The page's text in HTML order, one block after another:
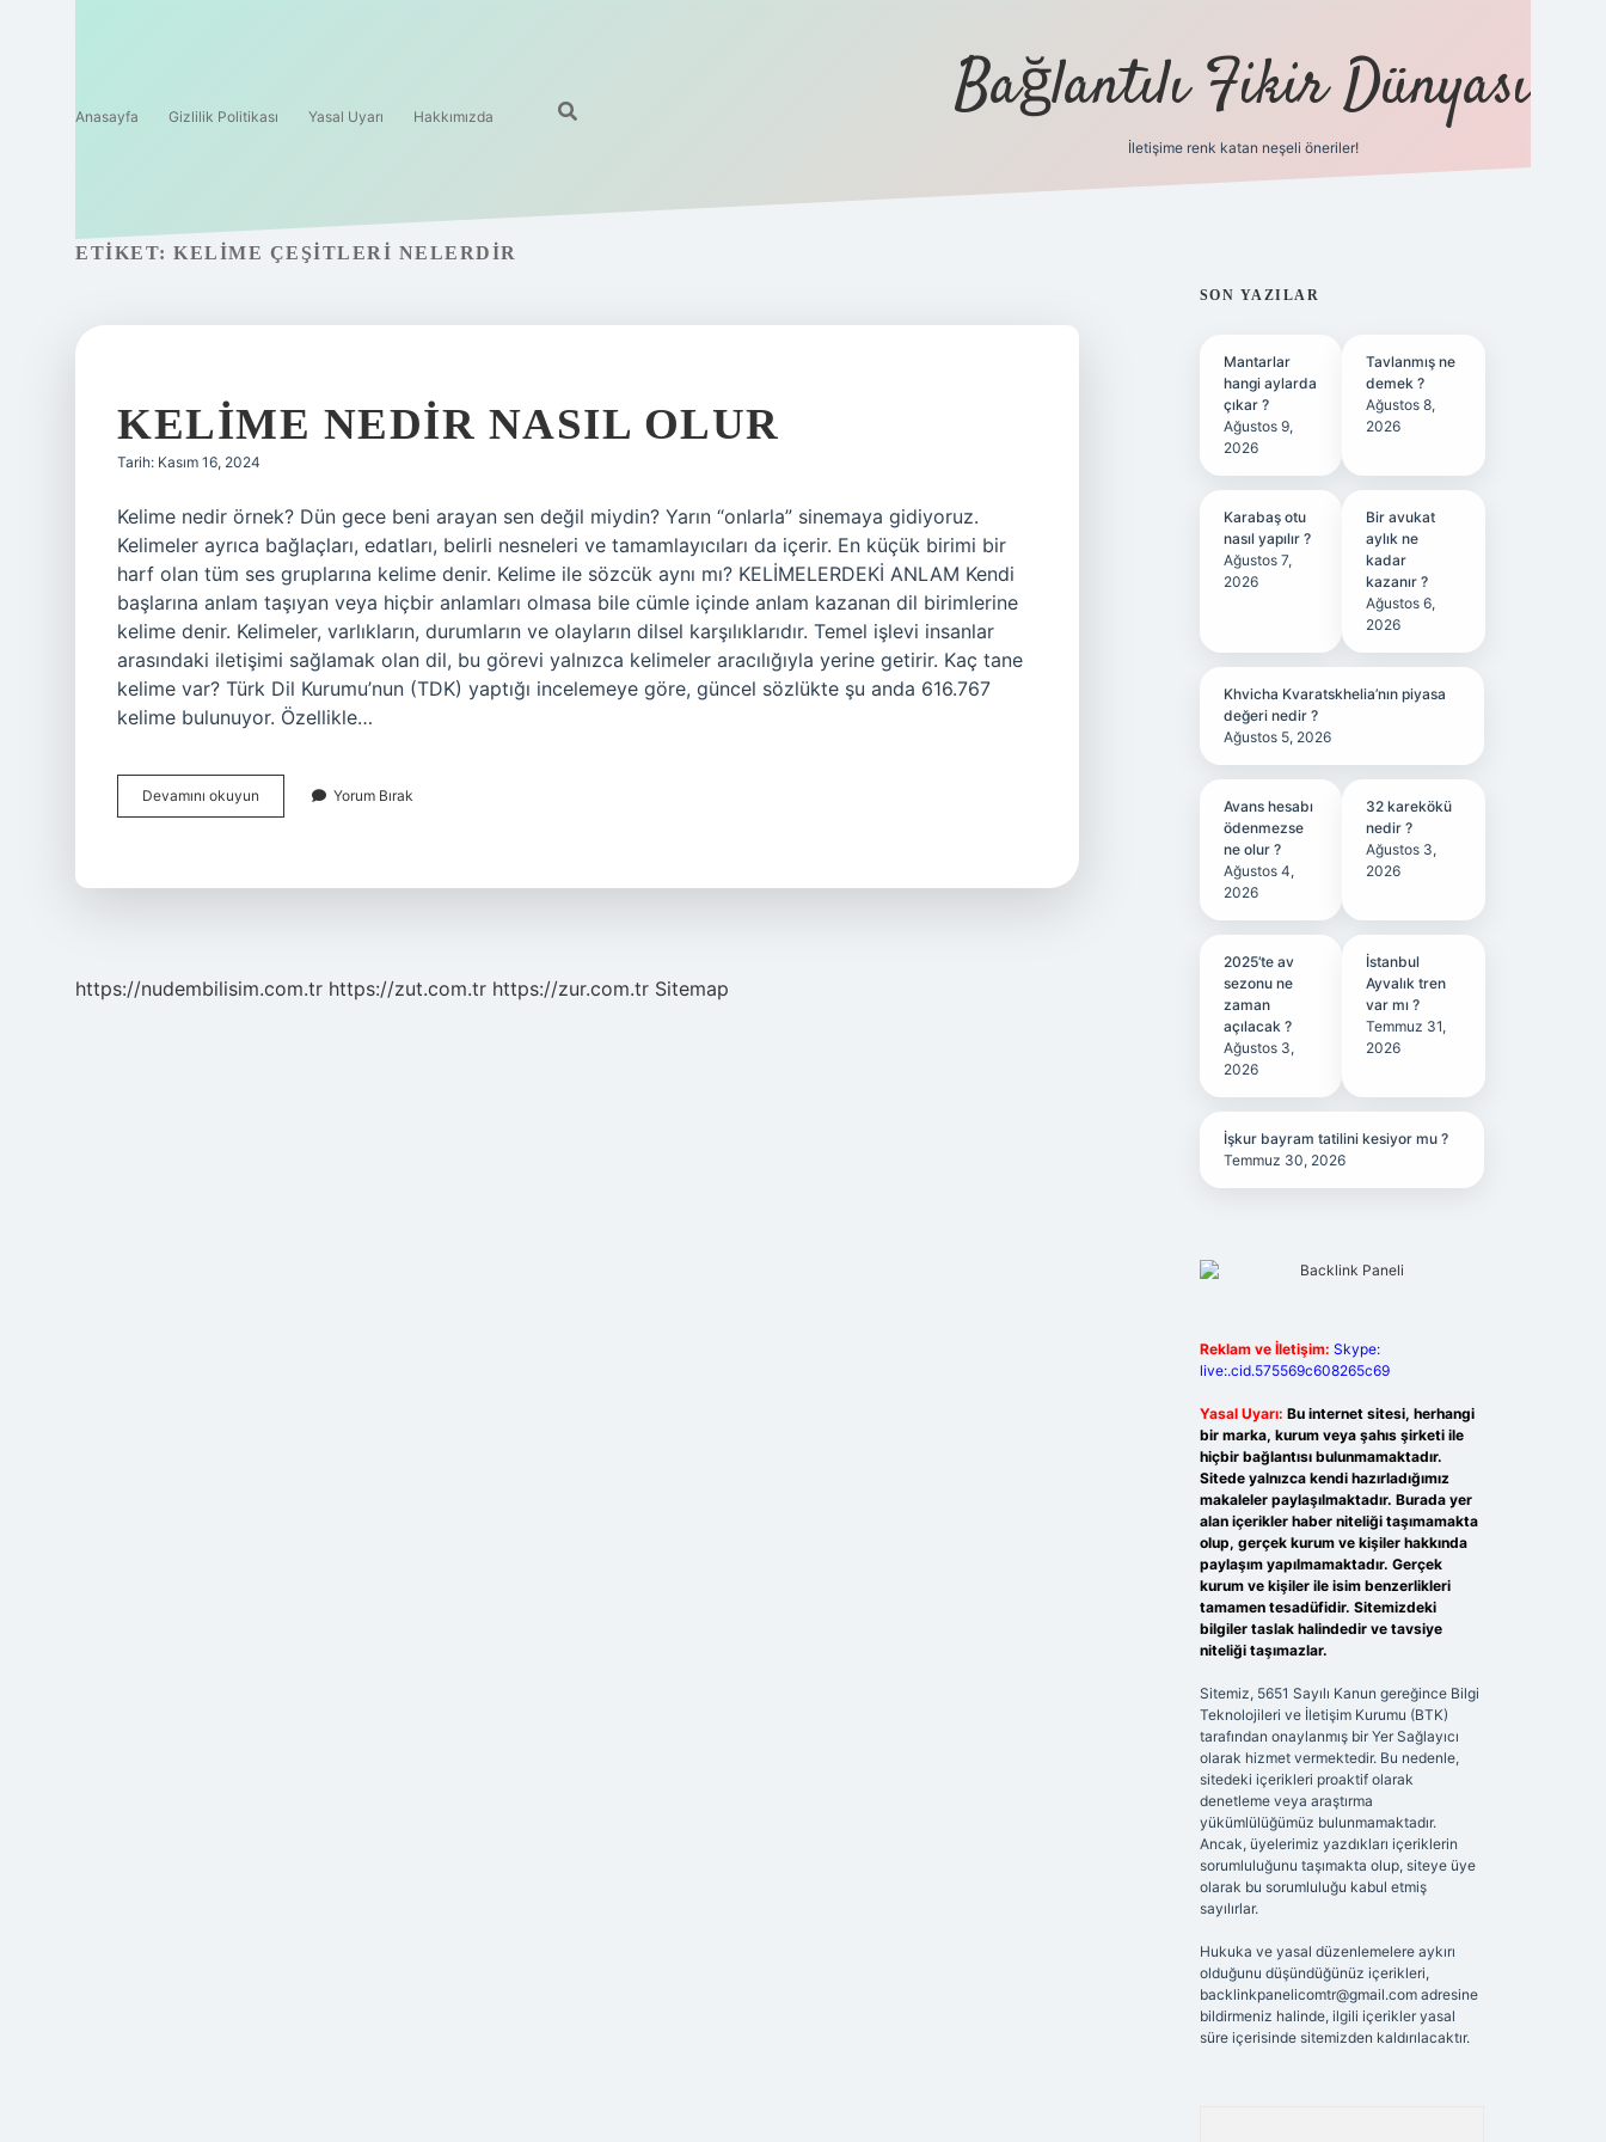
Anasayfa Gizlilik Politikası Yasal Uyarı Hakkımızda Bağlantılı Fikir Dünyası
İletişime renk katan neşeli öneriler!
ETIKET: KELIME ÇEŞITLERI NELERDIR
KELIME NEDIR NASIL OLUR
Tarih: Kasım 16, 2024
Kelime nedir örnek? Dün gece beni arayan sen değil miydin? Yarın “onlarla” sinemaya gidiyoruz.
Kelimeler ayrıca bağlaçları, edatları, belirli nesneleri ve tamamlayıcıları da içerir. En küçük birimi bir
harf olan tüm ses gruplarına kelime denir. Kelime ile sözcük aynı mı? KELİMELERDEKİ ANLAM Kendi
başlarına anlam taşıyan veya hiçbir anlamları olmasa bile cümle içinde anlam kazanan dil birimlerine
kelime denir. Kelimeler, varlıkların, durumların ve olayların dilsel karşılıklarıdır. Temel işlevi insanlar
arasındaki iletişimi sağlamak olan dil, bu görevi yalnızca kelimeler aracılığıyla yerine getirir. Kaç tane
kelime var? Türk Dil Kurumu’nun (TDK) yaptığı incelemeye göre, güncel sözlükte şu anda 616.767
kelime bulunuyor. Özellikle…
Devamını okuyun
Nedir
Yorum Bırak
https://nudembilisim.com.tr https://zut.com.tr https://zur.com.tr Sitemap
SIDEBAR
SON YAZILAR
Mantarlar
hangi aylarda
çıkar ?
Ağustos 9,
2026
Tavlanmış ne
demek ?
Ağustos 8,
2026
Karabaş otu
nasıl yapılır ?
Ağustos 7,
2026
Bir avukat
aylık ne
kadar
kazanır ?
Ağustos 6,
2026
Khvicha Kvaratskhelia’nın piyasa
değeri nedir ?
Ağustos 5, 2026
Avans hesabı
ödenmezse
ne olur ?
Ağustos 4,
2026
32 karekökü
nedir ?
Ağustos 3,
2026
2025’te av
sezonu ne
zaman
açılacak ?
Ağustos 3,
2026
İstanbul
Ayvalık tren
var mı ?
Temmuz 31,
2026
İşkur bayram tatilini kesiyor mu ?
Temmuz 30, 2026
Reklam ve İletişim: Skype:
live:.cid.575569c608265c69
Yasal Uyarı: Bu internet sitesi, herhangi
bir marka, kurum veya şahıs şirketi ile
hiçbir bağlantısı bulunmamaktadır.
Sitede yalnızca kendi hazırladığımız
makaleler paylaşılmaktadır. Burada yer
alan içerikler haber niteliği taşımamakta
olup, gerçek kurum ve kişiler hakkında
paylaşım yapılmamaktadır. Gerçek
kurum ve kişiler ile isim benzerlikleri
tamamen tesadüfidir. Sitemizdeki
bilgiler taslak halindedir ve tavsiye
niteliği taşımazlar.
Sitemiz, 5651 Sayılı Kanun gereğince Bilgi
Teknolojileri ve İletişim Kurumu (BTK)
tarafından onaylanmış bir Yer Sağlayıcı
olarak hizmet vermektedir. Bu nedenle,
sitedeki içerikleri proaktif olarak
denetleme veya araştırma
yükümlülüğümüz bulunmamaktadır.
Ancak, üyelerimiz yazdıkları içeriklerin
sorumluluğunu taşımakta olup, siteye üye
olarak bu sorumluluğu kabul etmiş
sayılırlar.
Hukuka ve yasal düzenlemelere aykırı
olduğunu düşündüğünüz içerikleri,
backlinkpanelicomtr@gmail.comadresine
bildirmeniz halinde, ilgili içerikler yasal
süre içerisinde sitemizden kaldırılacaktır.